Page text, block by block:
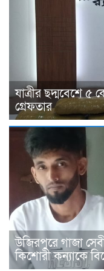
যাত্রীর ছদ্মবেশে ৫
গ্রেফতার
উজিরপুরে গাজা
কিশোরী কন্যাকে